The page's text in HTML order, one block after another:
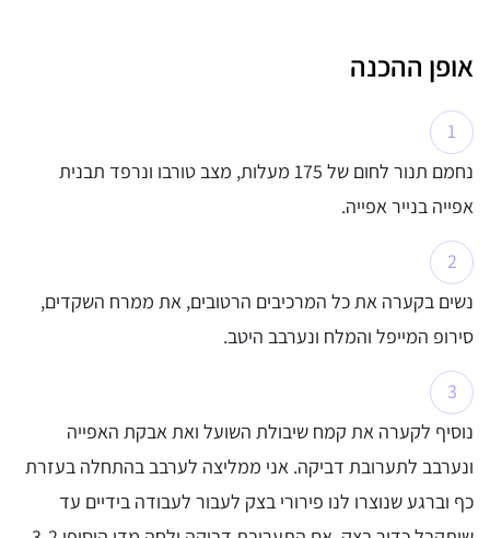
אופן ההכנה
נחמם תנור לחום של 175 מעלות, מצב טורבו ונרפד תבנית
אפייה בנייר אפייה.
נשים בקערה את כל המרכיבים הרטובים, את ממרח השקדים,
סירופ המייפל והמלח ונערבב היטב.
נוסיף לקערה את קמח שיבולת השועל ואת אבקת האפייה
ונערבב לתערובת דביקה. אני ממליצה לערבב בהתחלה בעזרת
כף וברגע שנוצרו לנו פירורי בצק לעבור לעבודה בידיים עד